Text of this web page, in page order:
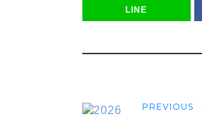
LINE
PREVIOUS